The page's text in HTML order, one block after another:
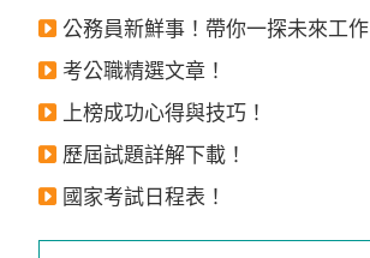
公務員新鮮事！帶你一探未來工作
考公職精選文章！
上榜成功心得與技巧！
歷屆試題詳解下載！
國家考試日程表！